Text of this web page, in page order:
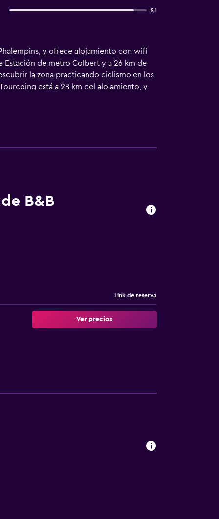
9,1
y ofrece alojamiento con wifi
Estación de metro Colbert y a 26 km de
la zona practicando ciclismo en los
está a 28 km del alojamiento, y
B&B
Link de reserva
Ver precios